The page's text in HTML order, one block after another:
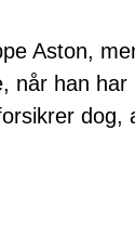
Aston,
når han